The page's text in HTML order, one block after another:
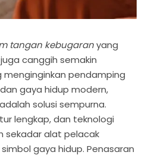
tangan kebugaranyang
canggih semakin
menginginkan pendamping
gaya hidup modern,
solusi sempurna.
lengkap, dan teknologi
sekadar alat pelacak
gaya hidup. Penasaran